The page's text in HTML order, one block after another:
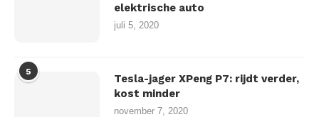
elektrische auto
juli 5, 2020
5
Tesla-jager XPeng P7: rijdt verder,
kost minder
november 7, 2020